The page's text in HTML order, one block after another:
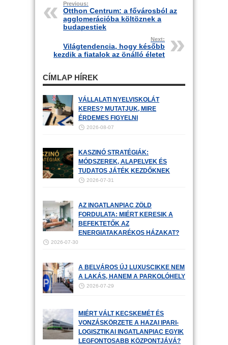
Previous:
Otthon Centrum: a fővárosból az
agglomerációba költöznek a
budapestiek
Next:
Világtendencia, hogy később
kezdik a fiatalok az önálló életet
CÍMLAP HÍREK
VÁLLALATI NYELVISKOLÁT
KERES? MUTATJUK, MIRE
ÉRDEMES FIGYELNI
2026-08-07
KASZINÓ STRATÉGIÁK:
MÓDSZEREK, ALAPELVEK ÉS
TUDATOS JÁTÉK KEZDŐKNEK
2026-07-31
AZ INGATLANPIAC ZÖLD
FORDULATA: MIÉRT KERESIK A
BEFEKTETŐK AZ
ENERGIATAKARÉKOS HÁZAKAT?
2026-07-30
A BELVÁROS ÚJ LUXUSCIKKE NEM
A LAKÁS, HANEM A PARKOLÓHELY
2026-07-29
MIÉRT VÁLT KECSKEMÉT ÉS
VONZÁSKÖRZETE A HAZAI IPARI-
LOGISZTIKAI INGATLANPIAC EGYIK
LEGFONTOSABB KÖZPONTJÁVÁ?